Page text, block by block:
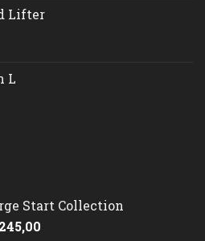
Lifter
L
Start Collection
Huidige